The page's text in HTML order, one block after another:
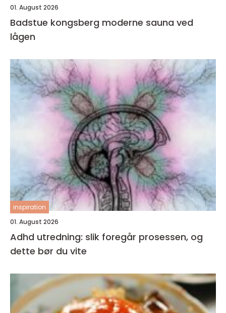
01. August 2026
Badstue kongsberg moderne sauna ved
lågen
inspiration
01. August 2026
Adhd utredning: slik foregår prosessen, og
dette bør du vite